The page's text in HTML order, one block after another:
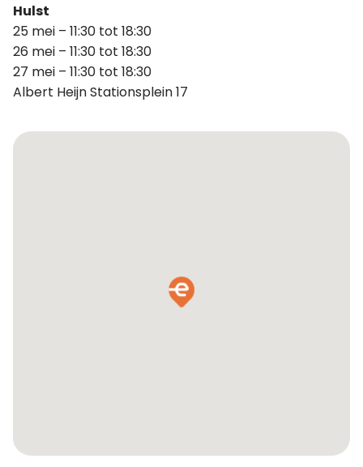
Hulst
25 mei – 11:30 tot 18:30
26 mei – 11:30 tot 18:30
27 mei – 11:30 tot 18:30
Albert Heijn Stationsplein 17